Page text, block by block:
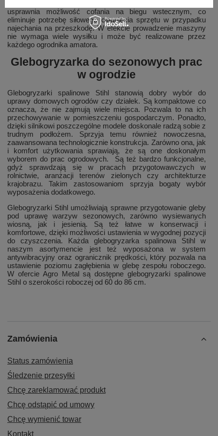
usprawnia możliwość cofania na biegu wstecznym, co
eliminuje potrzebę siłowego ciągnięcia sprzętu w przypadku
najechania na przeszkodę. W efekcie prowadzenie maszyny
nie wymaga wiele wysiłku i może być realizowane przez
każdego ogrodnika amatora.
Glebogryzarka do sezonowych prac
w ogrodzie
Glebogryzarki spalinowe Stihl stanowią dobry wybór do
uprawy domowych ogrodów czy działek. Są kompaktowe co
oznacza, że nie zajmują wiele miejsca. Pozwala to na ich
przechowywanie w pomieszczeniu gospodarczym. Ponadto,
dzięki silnikowi poszczególne modele doskonale radzą sobie z
trudnym podłożem. Sprzyja temu również nowoczesna,
zaawansowana technologicznie konstrukcja. Zarówno ona, jak
i komfort użytkowania sprawiają, że są one doskonałym
wyborem do prac ogrodowych. Są też bardzo funkcjonalne,
gdyż sprawdzają się w pracach przygotowawczych w
rolnictwie, aranżacji terenów zielonych czy architekturze
krajobrazu. Takim zastosowaniom sprzyja bogaty wybór
wyposażenia dodatkowego.
Glebogryzarki Stihl umożliwiają sprawne przygotowanie gleby
pod uprawę warzyw sezonowych, zarówno wysiewanych
wiosną, jak i jesienią. Są też łatwe w konserwacji i
komfortowe, dzięki możliwości ustawienia w wygodnej pozycji
do czyszczenia. Każda glebogryzarka spalinowa Stihl w
naszym asortymencie jest też wyposażona w system
antywibracyjny oraz ogranicznik prędkości, który pozwala na
ustawienie poziomu zagłębienia w glebę zespołu roboczego.
W ofercie Agro Metal są dostępne glebogryzarki spalinowe
Stihl o szerokości roboczej od 60 do 86 cm.
Zamówienia
Status zamówienia
Śledzenie przesyłki
Chcę zareklamować produkt
Chcę odstąpić od umowy
Chcę wymienić towar
Kontakt